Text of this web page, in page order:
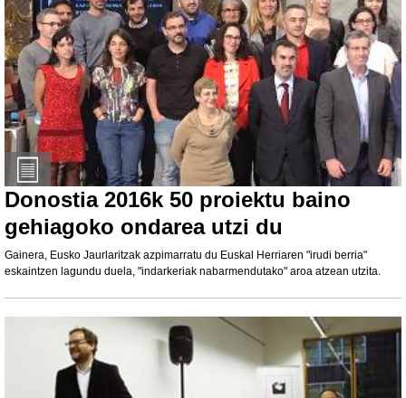
Donostia 2016k 50 proiektu baino
gehiagoko ondarea utzi du
Gainera, Eusko Jaurlaritzak azpimarratu du Euskal Herriaren "irudi berria"
eskaintzen lagundu duela, "indarkeriak nabarmendutako" aroa atzean utzita.